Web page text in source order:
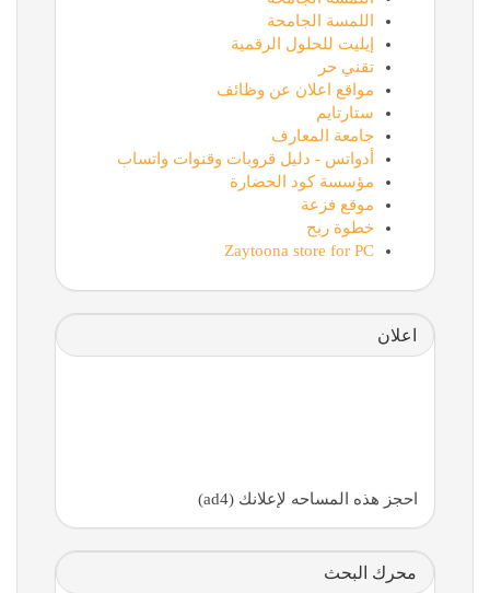
اللمسة الجامحة
إيليت للحلول الرقمية
تقني حر
مواقع اعلان عن وظائف
ستارتايم
جامعة المعارف
أدواتس - دليل قروبات وقنوات واتساب
مؤسسة كود الحضارة
موقع فزعة
خطوة ربح
Zaytoona store for PC
اعلان
احجز هذه المساحه لإعلانك (ad4)
محرك البحث